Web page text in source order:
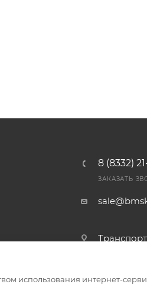
8 (8332)
ЗАКАЗАТЬ
использования интернет-